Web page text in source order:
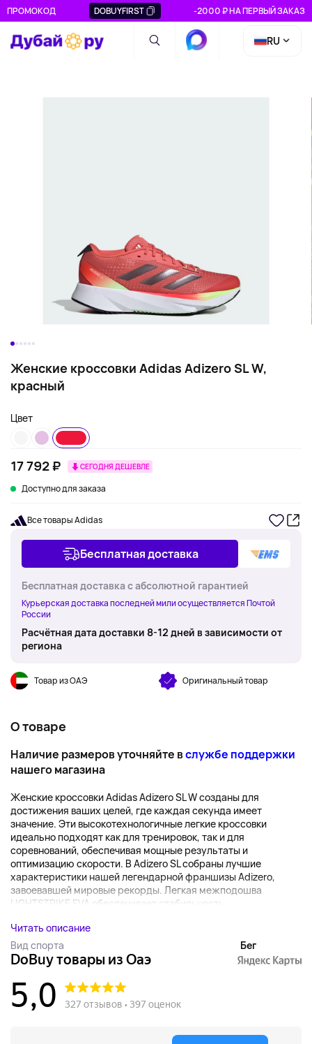
ПРОМОКОД DOBUYFIRST -2000 ₽ НА ПЕРВЫЙ ЗАКАЗ
RU
Женские кроссовки Adidas Adizero SL W,
красный
Цвет
17 792 ₽ СЕГОДНЯ ДЕШЕВЛЕ
Доступно для заказа
Все товары Adidas
Бесплатная доставка
Бесплатная доставка с абсолютной гарантией
Курьерская доставка последней мили осуществляется Почтой
России
Расчётная дата доставки 8-12 дней в зависимости от
региона
Товар из ОАЭ Оригинальный товар
О товаре
Наличие размеров уточняйте вслужбе поддержки
нашего магазина
Женские кроссовки Adidas Adizero SL W созданы для
достижения ваших целей, где каждая секунда имеет
значение. Эти высокотехнологичные легкие кроссовки
идеально подходят как для тренировок, так и для
соревнований, обеспечивая мощные результаты и
оптимизацию скорости. В Adizero SL собраны лучшие
характеристики нашей легендарной франшизы Adizero,
завоевавшей мировые рекорды. Легкая межподошва
LIGHTSTRIKE EVA обеспечивает стабильность ...
Читать описание
Вид спорта
Бег